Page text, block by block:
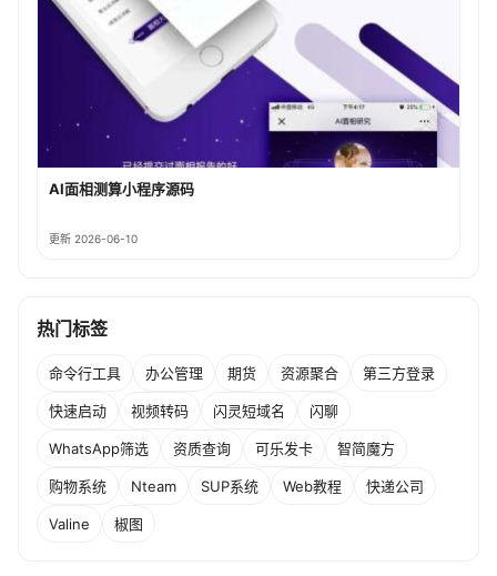
AI面相测算小程序源码
更新 2026-06-10
热门标签
命令行工具 办公管理 期货 资源聚合 第三方登录
快速启动 视频转码 闪灵短域名 闪聊
WhatsApp筛选 资质查询 可乐发卡 智简魔方
购物系统 Nteam SUP系统 Web教程 快递公司
Valine 椒图